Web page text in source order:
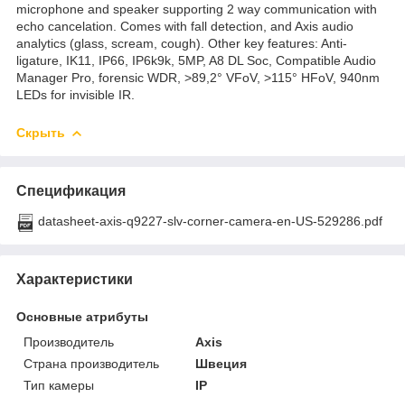
microphone and speaker supporting 2 way communication with
echo cancelation. Comes with fall detection, and Axis audio
analytics (glass, scream, cough). Other key features: Anti-
ligature, IK11, IP66, IP6k9k, 5MP, A8 DL Soc, Compatible Audio
Manager Pro, forensic WDR, >89,2° VFoV, >115° HFoV, 940nm
LEDs for invisible IR.
Скрыть
Спецификация
datasheet-axis-q9227-slv-corner-camera-en-US-529286.pdf
Характеристики
Основные атрибуты
Производитель
Axis
Страна производитель
Швеция
Тип камеры
IP